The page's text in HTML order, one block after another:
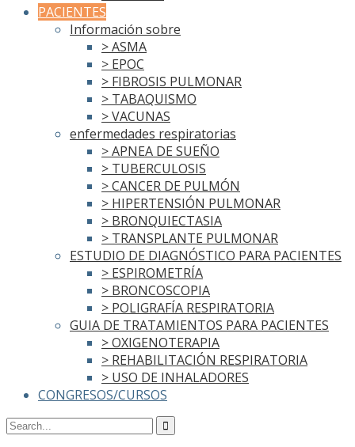
PACIENTES
Información sobre
> ASMA
> EPOC
> FIBROSIS PULMONAR
> TABAQUISMO
> VACUNAS
enfermedades respiratorias
> APNEA DE SUEÑO
> TUBERCULOSIS
> CANCER DE PULMÓN
> HIPERTENSIÓN PULMONAR
> BRONQUIECTASIA
> TRANSPLANTE PULMONAR
ESTUDIO DE DIAGNÓSTICO PARA PACIENTES
> ESPIROMETRÍA
> BRONCOSCOPIA
> POLIGRAFÍA RESPIRATORIA
GUIA DE TRATAMIENTOS PARA PACIENTES
> OXIGENOTERAPIA
> REHABILITACIÓN RESPIRATORIA
> USO DE INHALADORES
CONGRESOS/CURSOS